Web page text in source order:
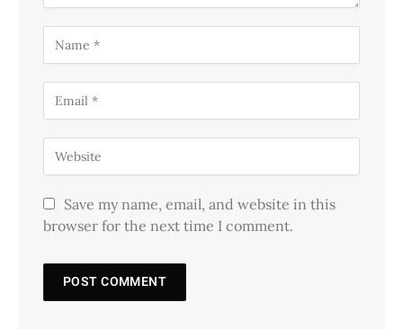
Save my name, email, and website in this
browser for the next time I comment.